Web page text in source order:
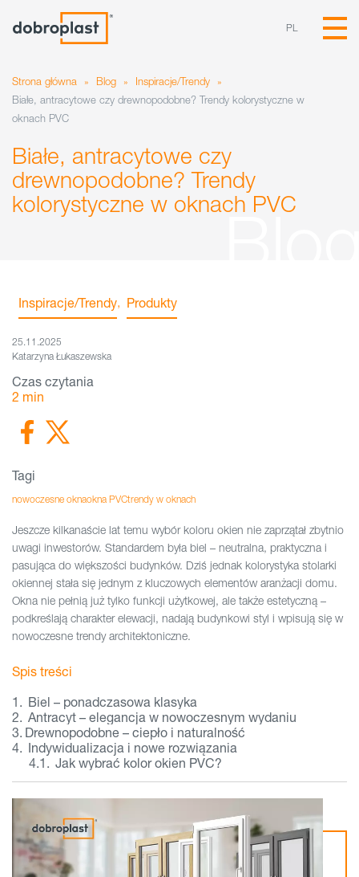
PL
Strona główna » Blog » Inspiracje/Trendy
»
Białe, antracytowe czy drewnopodobne? Trendy kolorystyczne w
oknach PVC
Białe, antracytowe czy
drewnopodobne? Trendy
kolorystyczne w oknach PVC
Jeszcze kilkanaście lat temu wybór koloru okien nie zaprzątał zbytnio
uwagi inwestorów. Standardem była biel – neutralna, praktyczna i
pasująca do większości budynków. Dziś jednak kolorystyka stolarki
okiennej stała się jednym z kluczowych elementów aranżacji domu.
Okna nie pełnią już tylko funkcji użytkowej, ale także estetyczną –
podkreślają charakter elewacji, nadają budynkowi styl i wpisują się w
nowoczesne trendy architektoniczne.
Spis treści
Biel – ponadczasowa klasyka
Antracyt – elegancja w nowoczesnym wydaniu
Drewnopodobne – ciepło i naturalność
Indywidualizacja i nowe rozwiązania
Jak wybrać kolor okien PVC?
Inspiracje/Trendy, Produkty
25.11.2025
Katarzyna Łukaszewska
Czas czytania
2 min
Tagi
nowoczesne oknaokna PVCtrendy w oknach